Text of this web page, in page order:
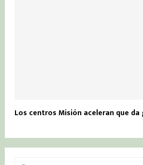
Los centros Misión aceleran que